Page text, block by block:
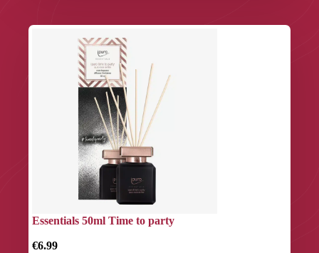
Essentials 50ml Time to party
€6.99